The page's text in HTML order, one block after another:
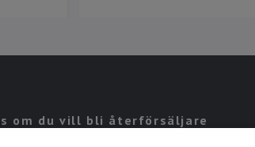
om du vill bli återförsäljare